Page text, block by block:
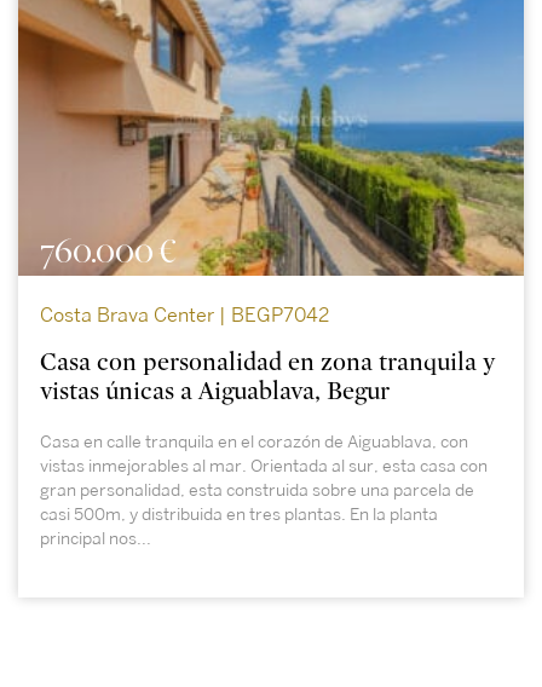
760.000 €
Costa Brava Center | BEGP7042
Casa con personalidad en zona tranquila y
vistas únicas a Aiguablava, Begur
Casa en calle tranquila en el corazón de Aiguablava, con
vistas inmejorables al mar. Orientada al sur, esta casa con
gran personalidad, esta construida sobre una parcela de
casi 500m, y distribuida en tres plantas. En la planta
principal nos...